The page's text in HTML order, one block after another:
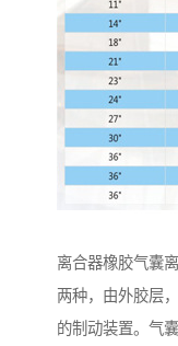
离合器橡胶气囊
两种，由外胶层
的制动装置。气